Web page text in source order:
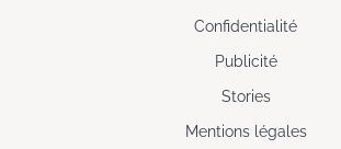
Confidentialité
Publicité
Stories
Mentions légales